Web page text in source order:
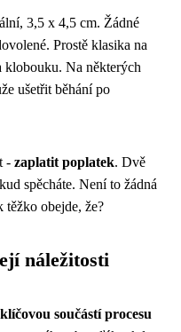
3,5 x 4,5 cm. Žádné
Prostě klasika na
klobouku. Na některých
ušetřit běhání po
- zaplatit poplatek. Dvě
spěcháte. Není to žádná
těžko obejde, že?
náležitosti
součástí procesu